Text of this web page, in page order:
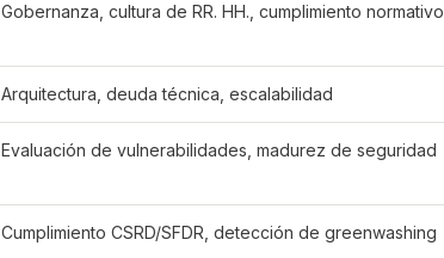
Gobernanza, cultura de RR. HH., cumplimiento normativo
Arquitectura, deuda técnica, escalabilidad
Evaluación de vulnerabilidades, madurez de seguridad
Cumplimiento CSRD/SFDR, detección de greenwashing